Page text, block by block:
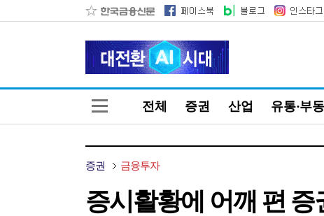
전체 증권 산업 유통·부
증권 금융투자
증시활황에 어깨 편